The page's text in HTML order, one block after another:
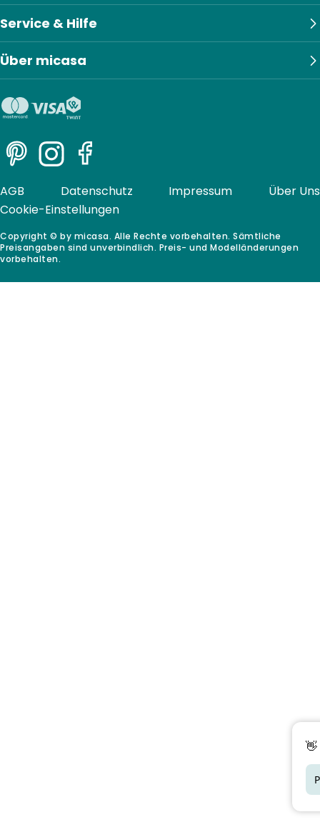
Service & Hilfe
Über micasa
PinterestInstagramFacebook
Copyright © by micasa. Alle Rechte vorbehalten. Sämtliche
Preisangaben sind unverbindlich. Preis- und Modelländerungen
vorbehalten.
AGB Datenschutz Impressum
Über Uns
Cookie-Einstellungen